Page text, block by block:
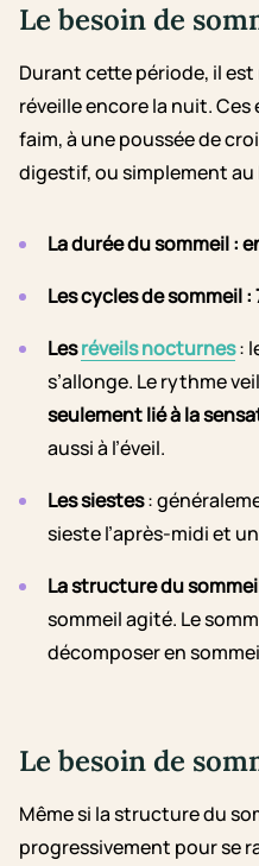
Le besoin de
Durant cette période, il
réveille encore la nuit. Ces
faim, à une poussée de
digestif, ou simplement
La durée du sommeil :
Les cycles de sommeil
Lesréveils nocturnes:
s’allonge. Le rythme
seulement lié à la
aussi à l’éveil.
Les siestes:
sieste l’après-midi et
La structure du
sommeil agité. Le
décomposer en
Le besoin de
Même si la structure du
progressivement pour se